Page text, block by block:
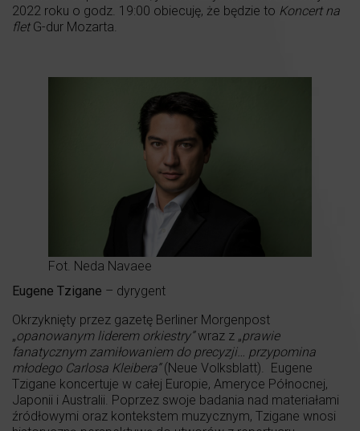
2022 roku o godz. 19:00 obiecuję, że będzie to Koncert na
fletG-dur Mozarta.
Fot. Neda Navaee
Eugene Tzigane – dyrygent
Okrzyknięty przez gazetę Berliner Morgenpost
„opanowanym liderem orkiestry”wraz z „prawie
fanatycznym zamiłowaniem do precyzji… przypomina
młodego Carlosa Kleibera”(Neue Volksblatt). Eugene
Tzigane koncertuje w całej Europie, Ameryce Północnej,
Japonii i Australii. Poprzez swoje badania nad materiałami
źródłowymi oraz kontekstem muzycznym, Tzigane wnosi